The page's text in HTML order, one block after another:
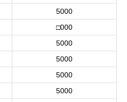
5000
□000
5000
5000
5000
5000